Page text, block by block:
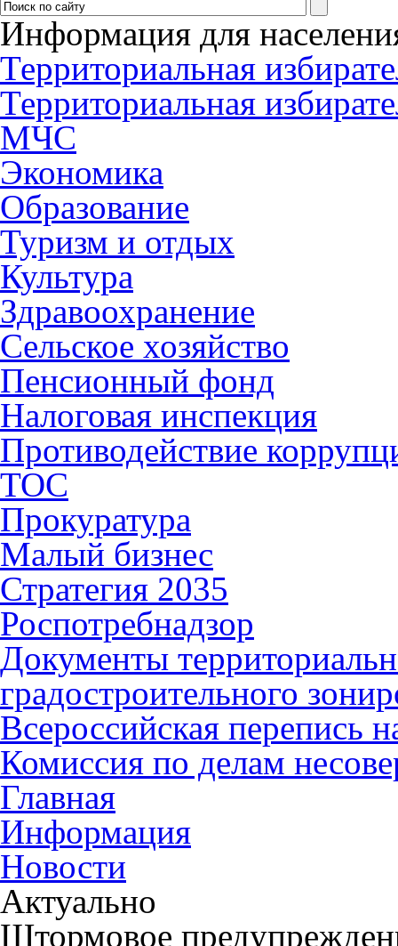
Информация для
Территориальная
Территориальная
МЧС
Экономика
Образование
Туризм и отдых
Культура
Здравоохранение
Сельское хозяйство
Пенсионный фонд
Налоговая инспекция
Противодействие
ТОС
Прокуратура
Малый бизнес
Стратегия 2035
Роспотребнадзор
Документы
градостроительного
Всероссийская перепись
Комиссия по делам
Главная
Информация
Новости
Актуально
Штормовое